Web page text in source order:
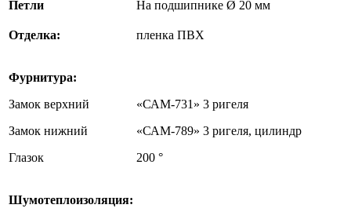
Петли
На подшипнике Ø 20 мм
Отделка: пленка ПВХ
Фурнитура:
Замок верхний
Замок нижний
Глазок
«САМ-731» 3 ригеля
«САМ-789» 3 ригеля, цилиндр
200 °
Шумотеплоизоляция: